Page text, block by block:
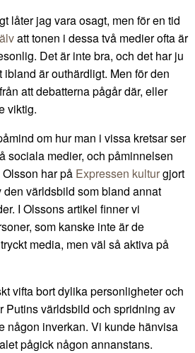
låter jag vara osagt, men för en tid
att tonen i dessa två medier ofta är
Det är inte bra, och det har ju
ibland är outhärdligt. Men för den
att debatterna pågår där, eller
viktig.
om hur man i vissa kretsar ser
sociala medier, och påminnelsen
har på Expressen kulturgjort
världsbild som bland annat
I Olssons artikel finner vi
som kanske inte är de
media, men väl så aktiva på
vifta bort dylika personligheter och
Putins världsbild och spridning av
någon inverkan. Vi kunde hänvisa
pågick någon annanstans.